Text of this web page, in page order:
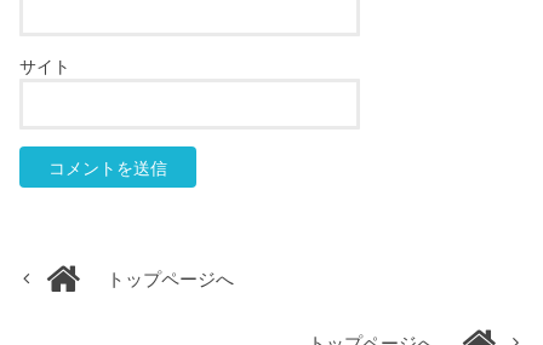
サイト
トップページへ